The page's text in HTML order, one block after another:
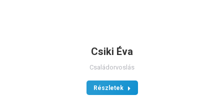
Csiki Éva
Családorvoslás
Részletek